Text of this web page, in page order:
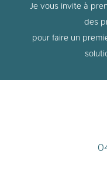
Je vous invite à
des
pour faire un